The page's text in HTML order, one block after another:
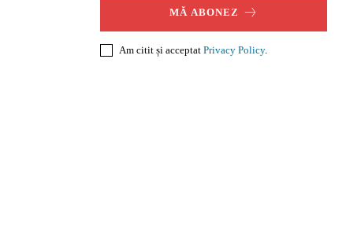
MĂ ABONEZ
Am citit și acceptat Privacy Policy.